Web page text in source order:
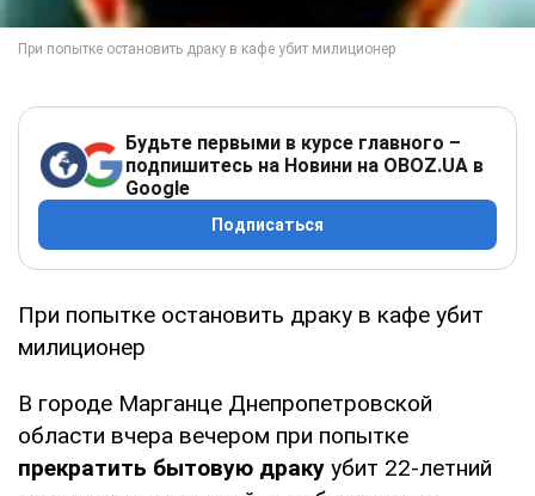
Будьте первыми в курсе главного –
подпишитесь на Новини на OBOZ.UA в
Google
Подписаться
При попытке остановить драку в кафе убит
милиционер
В городе Марганце Днепропетровской
области вчера вечером при попытке
прекратить бытовую драку убит 22-летний